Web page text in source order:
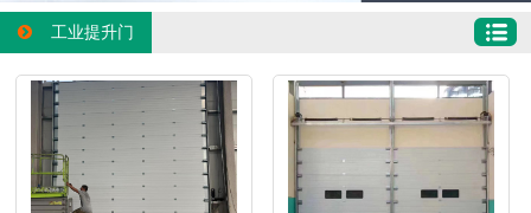
工业提升门